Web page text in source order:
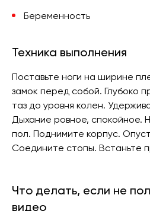
Беременность
Техника выполнения
Поставьте ноги на ширине
замок перед собой. Глубоко
таз до уровня колен.
Дыхание ровное, спокойное.
пол. Поднимите корпус.
Соедините стопы. Встаньте
Что делать, если не
видео